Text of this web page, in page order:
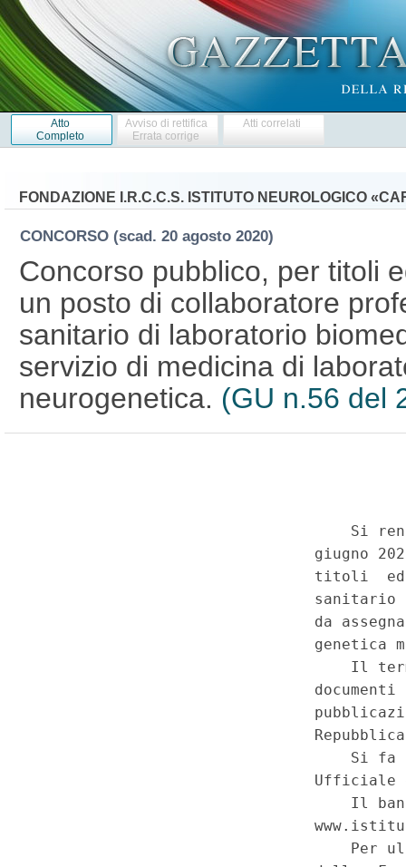
Atto
Completo
Avviso di rettifica
Errata corrige
Atti correlati
FONDAZIONE I.R.C.C.S. ISTITUTO NEUROLOGICO
CONCORSO (scad. 20 agosto 2020)
Concorso pubblico, per titoli
un posto di collaboratore
sanitario di laboratorio
servizio di medicina di
neurogenetica. (GU n.56 del